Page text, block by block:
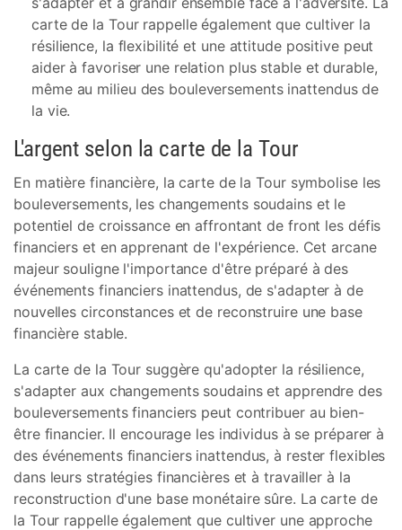
carte de la Tour rappelle également que cultiver la
résilience, la flexibilité et une attitude positive peut
aider à favoriser une relation plus stable et durable,
même au milieu des bouleversements inattendus de
la vie.
L'argent selon la carte de la Tour
En matière financière, la carte de la Tour symbolise les
bouleversements, les changements soudains et le
potentiel de croissance en affrontant de front les défis
financiers et en apprenant de l'expérience. Cet arcane
majeur souligne l'importance d'être préparé à des
événements financiers inattendus, de s'adapter à de
nouvelles circonstances et de reconstruire une base
financière stable.
La carte de la Tour suggère qu'adopter la résilience,
s'adapter aux changements soudains et apprendre des
bouleversements financiers peut contribuer au bien-
être financier. Il encourage les individus à se préparer à
des événements financiers inattendus, à rester flexibles
dans leurs stratégies financières et à travailler à la
reconstruction d'une base monétaire sûre. La carte de
la Tour rappelle également que cultiver une approche